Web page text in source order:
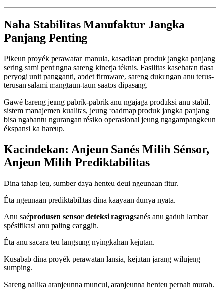
Naha Stabilitas Manufaktur Jangka
Panjang Penting
Pikeun proyék perawatan manula, kasadiaan produk jangka panjang
sering sami pentingna sareng kinerja téknis. Fasilitas kasehatan tiasa
peryogi unit pangganti, apdet firmware, sareng dukungan anu terus-
terusan salami mangtaun-taun saatos dipasang.
Gawé bareng jeung pabrik-pabrik anu ngajaga produksi anu stabil,
sistem manajemen kualitas, jeung roadmap produk jangka panjang
bisa ngabantu ngurangan résiko operasional jeung ngagampangkeun
ékspansi ka hareup.
Kacindekan: Anjeun Sanés Milih Sénsor,
Anjeun Milih Prediktabilitas
Dina tahap ieu, sumber daya henteu deui ngeunaan fitur.
Éta ngeunaan prediktabilitas dina kaayaan dunya nyata.
Anu saéprodusén sensor deteksi ragragsanés anu gaduh lambar
spésifikasi anu paling canggih.
Éta anu sacara teu langsung nyingkahan kejutan.
Kusabab dina proyék perawatan lansia, kejutan jarang wilujeng
sumping.
Sareng nalika aranjeunna muncul, aranjeunna henteu pernah murah.